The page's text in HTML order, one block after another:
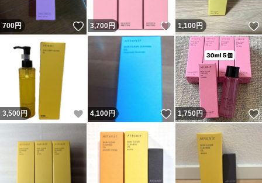
700円 いいね！
3,700円 いいね！
1,100円
3,500円 いいね！
4,100円 いいね！
1,750円